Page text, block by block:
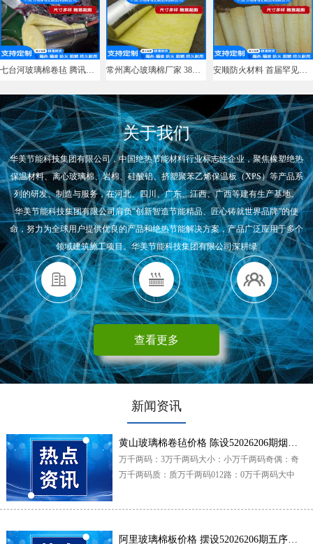
七台河玻璃棉卷毡 腾讯高大为：让AI成为推动社会进步的普惠力 常州离心玻璃棉厂家 38款违法违规收集使用个人信息的移动应用 安顺防火材料 首届罕见病创新协同诊疗论坛举行， 助力NF1与
关于我们
华美节能科技集团有限公司，中国绝热节能材料行业标志性企业，聚焦橡塑绝热
保温材料、离心玻璃棉、岩棉、硅酸铝、挤塑聚苯乙烯保温板（XPS）等产品系
列的研发、制造与服务，在河北、四川、广东、江西、广西等建有生产基地。
华美节能科技集团有限公司肩负“创新智造节能精品、匠心铸就世界品牌”的使
命，努力为全球用户提供优良的产品和绝热节能解决方案，产品广泛应用于多个
领域建筑施工项目。华美节能科技集团有限公司深耕绿
查看更多
新闻资讯
黄山玻璃棉卷毡价格 陈设52026206期烟火万财万千两码综
万千两码：3万千两码大小：小万千两码奇偶：奇
万千两码质：质万千两码012路：0万千两码大中